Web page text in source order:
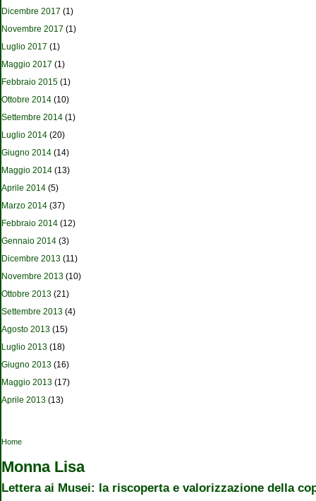
Dicembre 2017 (1)
Novembre 2017 (1)
Luglio 2017 (1)
Maggio 2017 (1)
Febbraio 2015 (1)
Ottobre 2014 (10)
Settembre 2014 (1)
Luglio 2014 (20)
Giugno 2014 (14)
Maggio 2014 (13)
Aprile 2014 (5)
Marzo 2014 (37)
Febbraio 2014 (12)
Gennaio 2014 (3)
Dicembre 2013 (11)
Novembre 2013 (10)
Ottobre 2013 (21)
Settembre 2013 (4)
Agosto 2013 (15)
Luglio 2013 (18)
Giugno 2013 (16)
Maggio 2013 (17)
Aprile 2013 (13)
Tu sei qui
Home
Monna Lisa
Lettera ai Musei: la riscoperta e valorizzazione della